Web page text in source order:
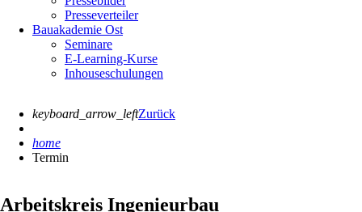
Presseverteiler
Bauakademie Ost
Seminare
E-Learning-Kurse
Inhouseschulungen
keyboard_arrow_leftZurück
home
Termin
Arbeitskreis Ingenieurbau